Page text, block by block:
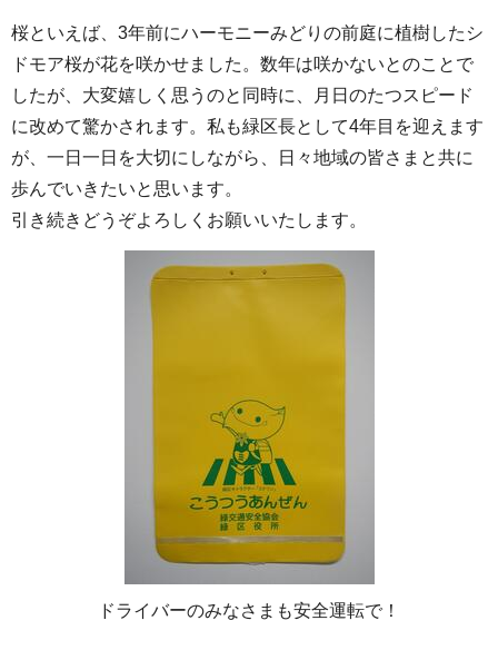
桜といえば、3年前にハーモニーみどりの前庭に植樹したシ
ドモア桜が花を咲かせました。数年は咲かないとのことで
したが、大変嬉しく思うのと同時に、月日のたつスピード
に改めて驚かされます。私も緑区長として4年目を迎えます
が、一日一日を大切にしながら、日々地域の皆さまと共に
歩んでいきたいと思います。
引き続きどうぞよろしくお願いいたします。
ドライバーのみなさまも安全運転で！